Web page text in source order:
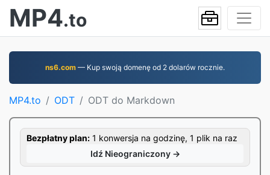
MP4.to
ns6.com — Kup swoją domenę od 2 dolarów rocznie.
MP4.to ODT ODT do Markdown
Bezpłatny plan: 1 konwersja na godzinę, 1 plik na raz
Idź Nieograniczony →